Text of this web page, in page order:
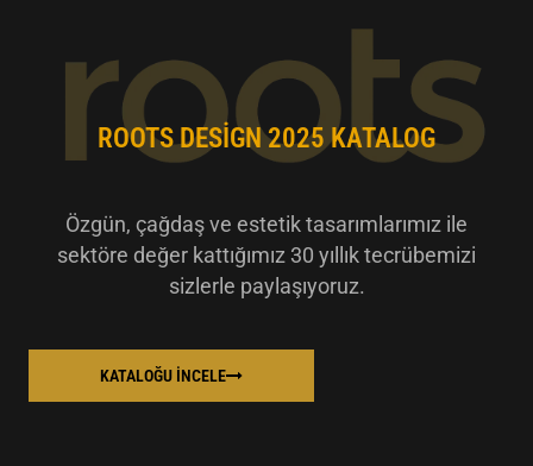
ROOTS DESIGN 2025 KATALOG
Özgün, çağdaş ve estetik tasarımlarımız ile
sektöre değer kattığımız 30 yıllık tecrübemizi
sizlerle paylaşıyoruz.
KATALOĞU İNCELE